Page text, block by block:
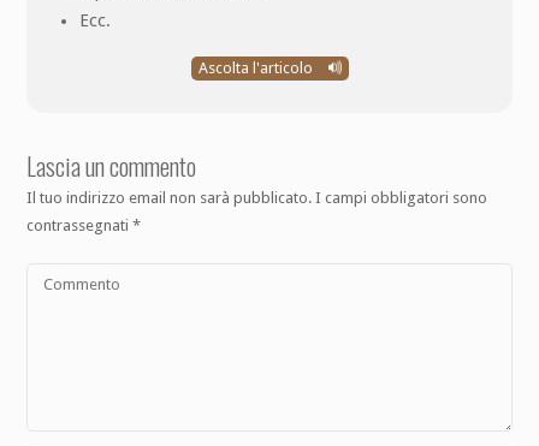
Ecc.
Ascolta l'articolo
Lascia un commento
Il tuo indirizzo email non sarà pubblicato. I campi obbligatori sono
contrassegnati*